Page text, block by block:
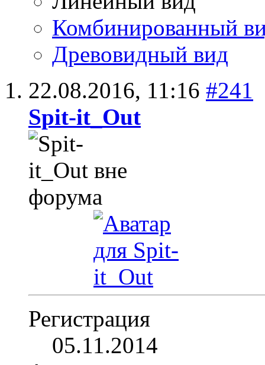
Комбинированный
Древовидный вид
22.08.2016, 11:16 #241
Spit-it_Out
Регистрация
05.11.2014